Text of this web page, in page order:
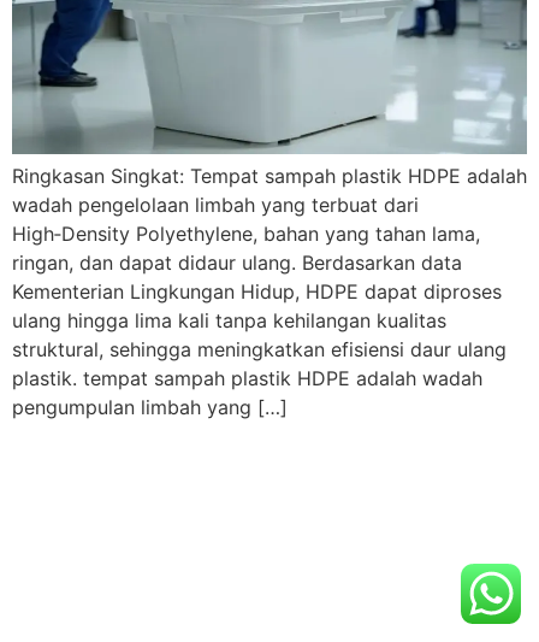
Ringkasan Singkat: Tempat sampah plastik HDPE adalah
wadah pengelolaan limbah yang terbuat dari
High‑Density Polyethylene, bahan yang tahan lama,
ringan, dan dapat didaur ulang. Berdasarkan data
Kementerian Lingkungan Hidup, HDPE dapat diproses
ulang hingga lima kali tanpa kehilangan kualitas
struktural, sehingga meningkatkan efisiensi daur ulang
plastik. tempat sampah plastik HDPE adalah wadah
pengumpulan limbah yang […]